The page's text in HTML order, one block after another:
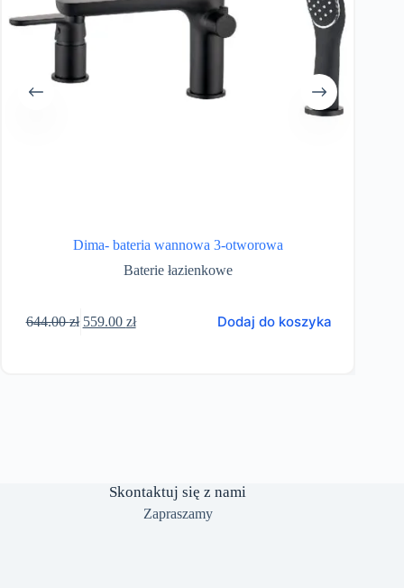
Dima- bateria wannowa 3-otworowa
Baterie łazienkowe
644.00zł Pierwotna
559.00 złAktualna
Dodaj do koszyka
Skontaktuj się z nami
Zapraszamy